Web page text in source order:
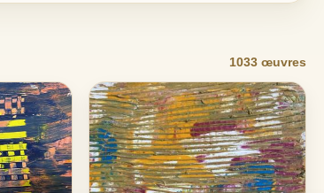
1033 œuvres